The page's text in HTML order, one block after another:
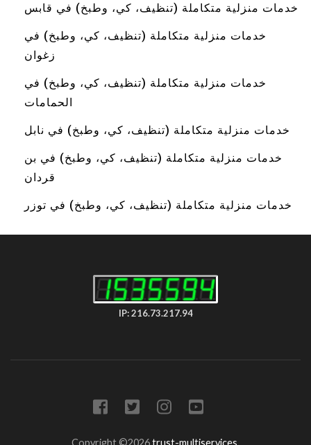
خدمات منزلية متكاملة (تنظيف، كي، وطبخ) في قابس
خدمات منزلية متكاملة (تنظيف، كي، وطبخ) في
زغوان
خدمات منزلية متكاملة (تنظيف، كي، وطبخ) في
الحمامات
خدمات منزلية متكاملة (تنظيف، كي، وطبخ) في نابل
خدمات منزلية متكاملة (تنظيف، كي، وطبخ) في بن
قردان
خدمات منزلية متكاملة (تنظيف، كي، وطبخ) في توزر
IP: 216.73.217.94